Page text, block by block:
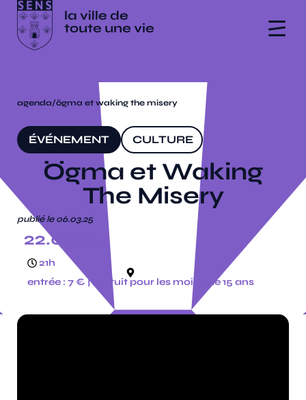
agenda/ögma et waking the misery
ÉVÉNEMENT CULTURE
Ögma et Waking
The Misery
publié le 06.03.25
22.03.25
21h
entrée : 7 € | gratuit pour les moins de 15 ans